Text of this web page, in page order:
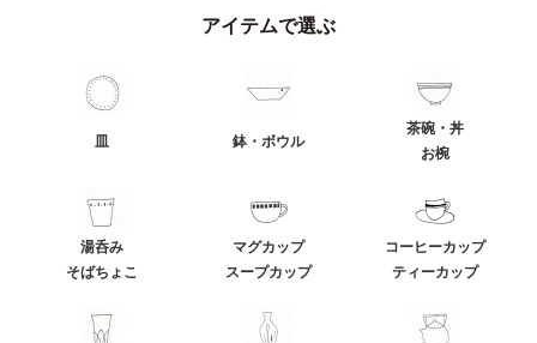
アイテムで選ぶ
皿 鉢・ボウル
茶碗・丼
お椀
湯呑み
そばちょこ
マグカップ
スープカップ
コーヒーカップ
ティーカップ